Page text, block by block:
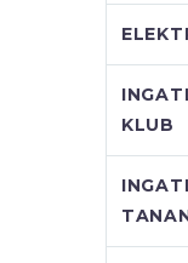
KLUB